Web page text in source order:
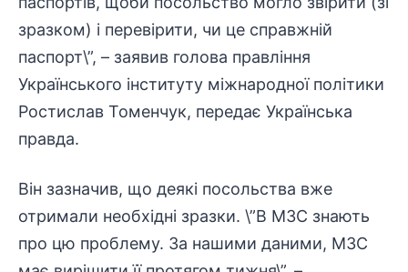
зразком) і перевірити, чи це справжній
паспорт\”, – заявив голова правління
Українського інституту міжнародної політики
Ростислав Томенчук, передає Українська
правда.
Він зазначив, що деякі посольства вже
отримали необхідні зразки. \”В МЗС знають
про цю проблему. За нашими даними, МЗС